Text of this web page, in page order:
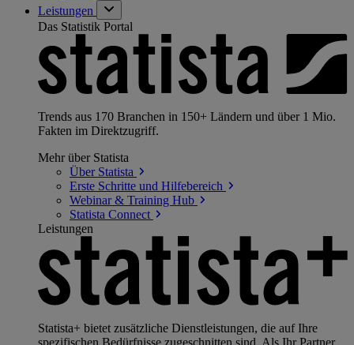
Leistungen
Das Statistik Portal
Trends aus 170 Branchen in 150+ Ländern und über 1 Mio.
Fakten im Direktzugriff.
Mehr über Statista
Über Statista
Erste Schritte und Hilfebereich
Webinar & Training Hub
Statista Connect
Leistungen
Statista+ bietet zusätzliche Dienstleistungen, die auf Ihre
spezifischen Bedürfnisse zugeschnitten sind. Als Ihr Partner